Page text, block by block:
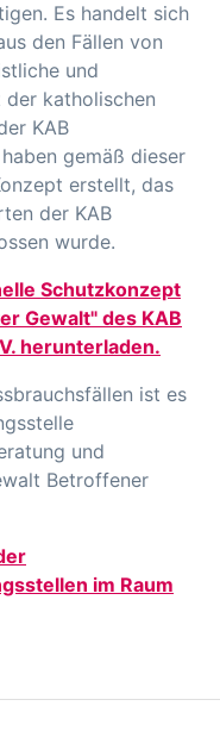
Es handelt sich
den Fällen von
und
katholischen
KAB
gemäß dieser
erstellt, das
der KAB
wurde.
Schutzkonzept
Gewalt" des KAB
herunterladen.
ist es
und
Betroffener
im Raum